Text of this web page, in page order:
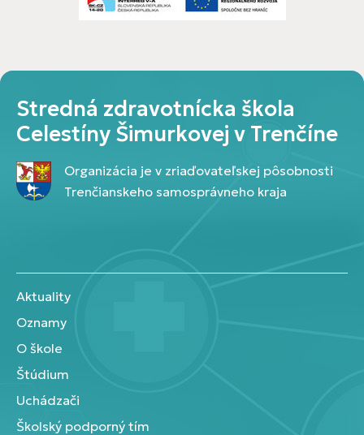
Stredná zdravotnícka škola
Celestíny Šimurkovej v Trenčíne
Organizácia je v zriaďovateľskej pôsobnosti
Trenčianskeho samosprávneho kraja
Aktuality
Oznamy
O škole
Štúdium
Uchádzači
Školský podporný tím